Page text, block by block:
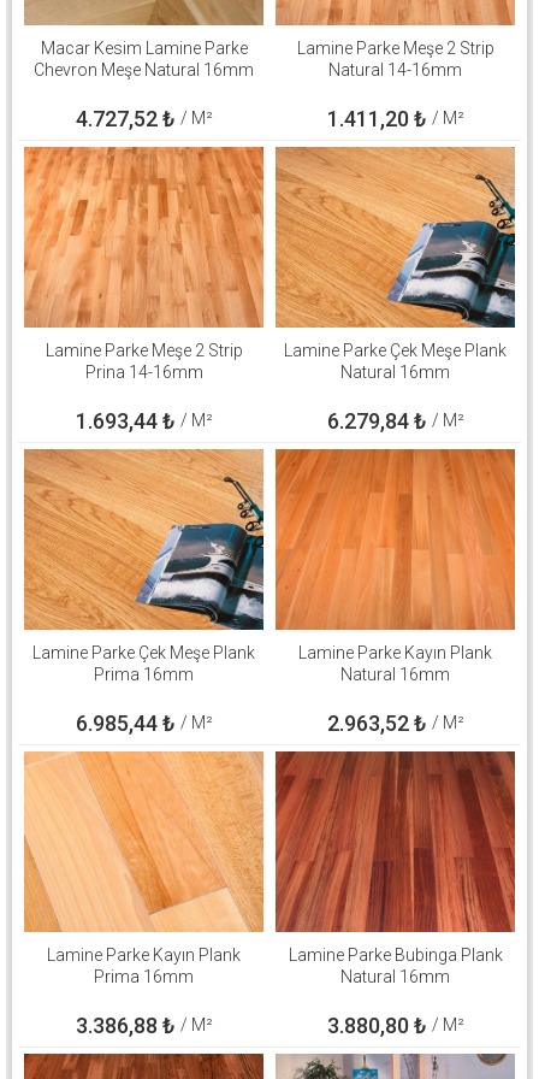
Macar Kesim Lamine Parke
Chevron Meşe Natural 16mm
4.727,52₺ / M²
Lamine Parke Meşe 2 Strip
Natural 14-16mm
1.411,20₺ / M²
Lamine Parke Meşe 2 Strip
Prina 14-16mm
1.693,44₺ / M²
Lamine Parke Çek Meşe Plank
Natural 16mm
6.279,84₺ / M²
Lamine Parke Çek Meşe Plank
Prima 16mm
6.985,44₺ / M²
Lamine Parke Kayın Plank
Natural 16mm
2.963,52₺ / M²
Lamine Parke Kayın Plank
Prima 16mm
3.386,88 ₺ / M²
Lamine Parke Bubinga Plank
Natural 16mm
3.880,80₺ / M²